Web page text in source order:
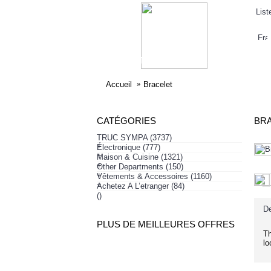
ELECTRONIQUE
Accueil Bracelet
CATÉGORIES
TRUC SYMPA (3737)
+
Électronique (777)
+
Maison & Cuisine (1321)
+
Other Departments (150)
+
Vêtements & Accessoires (1160)
+
Achetez A L’etranger (84)
()
PLUS DE MEILLEURES OFFRES